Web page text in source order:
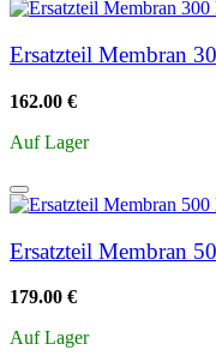
Ersatzteil Membran
162.00 €
Auf Lager
Ersatzteil Membran
179.00 €
Auf Lager